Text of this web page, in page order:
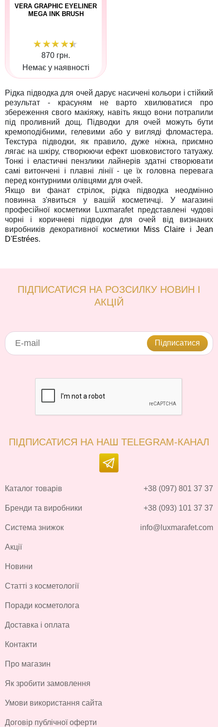
VERA GRAPHIC EYELINER
MEGA INK BRUSH
870 грн.
Немає у наявності
Рідка підводка для очей дарує насичені кольори і стійкий
результат - красуням не варто хвилюватися про
збереження свого макіяжу, навіть якщо вони потрапили
під проливний дощ. Підводки для очей можуть бути
кремоподібними, гелевими або у вигляді фломастера.
Текстура підводки, як правило, дуже ніжна, приємно
лягає на шкіру, створюючи ефект шовковистого татуажу.
Тонкі і еластичні пензлики лайнерів здатні створювати
самі витончені і плавні лінії - це їх головна перевага
перед контурними олівцями для очей.
Якщо ви фанат стрілок, рідка підводка неодмінно
повинна з'явиться у вашій косметичці. У магазині
професійної косметики Luxmarafet представлені чудові
чорні і коричневі підводки для очей від визнаних
виробників декоративної косметики
Miss Claire іJean
D'Estrées.
ПІДПИСАТИСЯ НА РОЗСИЛКУ НОВИН І
АКЦІЙ
Підписатися
ПІДПИСАТИСЯ НА НАШ TELEGRAM-КАНАЛ
Каталог товарів
Бренди та виробники
Система знижок
Акції
Новини
Статті з косметології
Поради косметолога
Доставка і оплата
Контакти
Про магазин
Як зробити замовлення
Умови використання сайта
Договір публічної оферти
+38 (097) 801 37 37
+38 (093) 101 37 37
info@luxmarafet.com